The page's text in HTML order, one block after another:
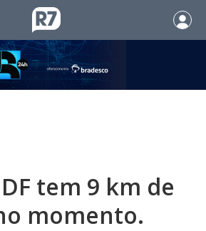
tem 9 km de
momento.